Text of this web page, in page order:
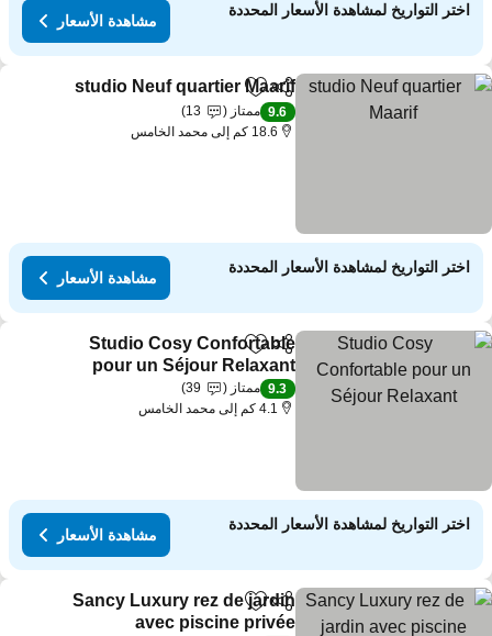
اختر التواريخ لمشاهدة الأسعار المحددة
مشاهدة الأسعار
مشاركةAdd to favorites
studio Neuf quartier Maarif
9.6 ممتاز
13
18.6 كم إلى محمد الخامس
اختر التواريخ لمشاهدة الأسعار المحددة
مشاهدة الأسعار
مشاركةAdd to favorites
Studio Cosy Confortable
pour un Séjour Relaxant
9.3 ممتاز
39
4.1 كم إلى محمد الخامس
اختر التواريخ لمشاهدة الأسعار المحددة
مشاهدة الأسعار
مشاركةAdd to favorites
Sancy Luxury rez de jardin
avec piscine privée